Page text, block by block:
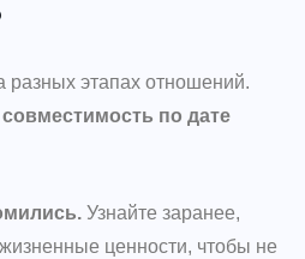
разных этапах отношений.
совместимость по дате
Узнайте заранее,
ценности, чтобы не